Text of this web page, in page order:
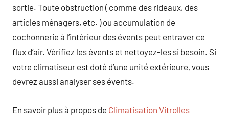
sortie. Toute obstruction ( comme des rideaux, des
articles ménagers, etc. ) ou accumulation de
cochonnerie à l’intérieur des évents peut entraver ce
flux d’air. Vérifiez les évents et nettoyez-les si besoin. Si
votre climatiseur est doté d’une unité extérieure, vous
devrez aussi analyser ses évents.
En savoir plus à propos de Climatisation Vitrolles